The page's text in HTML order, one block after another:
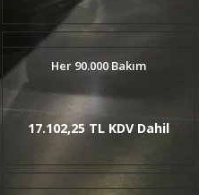
Her 90.000 Bakım
17.102,25 TL KDV Dahil